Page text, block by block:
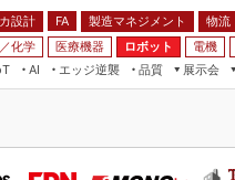
設計 FA 製造マネジメント 物流
化学 医療機器 ロボット 電機
AI
エッジ逆襲 品質
展示会
ッジ コンピューティング